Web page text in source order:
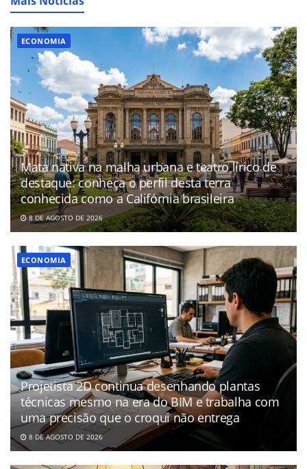
ECONOMIA
Mata nativa na malha urbana e teatro lírico de
destaque: conheça o perfil desta terra
conhecida como a Califórnia brasileira
8 DE AGOSTO DE 2026
ECONOMIA
Projetista 2D continua desenhando plantas
técnicas mesmo na era do BIM e trabalha com
uma precisão que o croqui não entrega
8 DE AGOSTO DE 2026